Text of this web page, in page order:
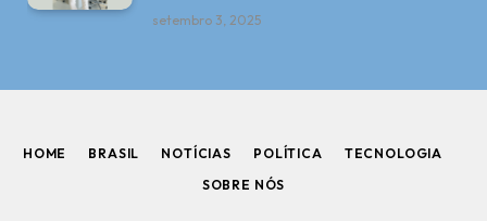
setembro 3, 2025
HOME BRASIL NOTÍCIAS POLÍTICA
TECNOLOGIA
SOBRE NÓS